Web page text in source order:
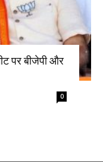
पर बीजेपी और
0